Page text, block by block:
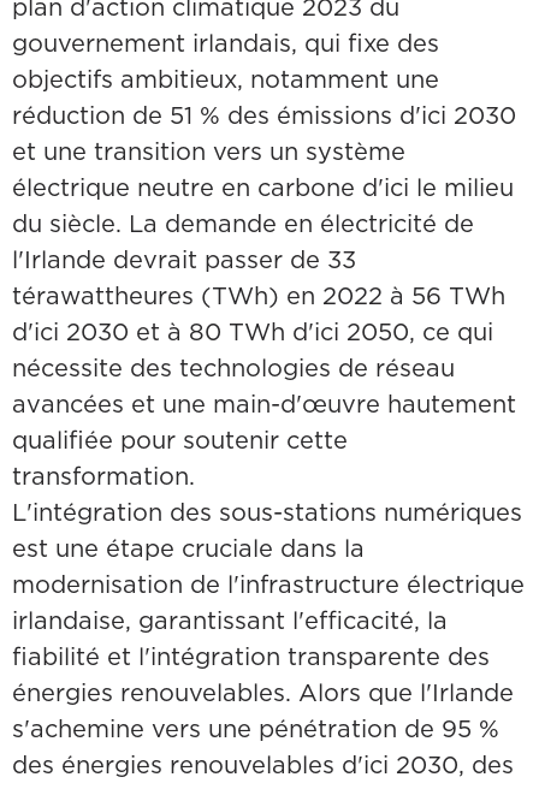
plan d'action climatique 2023 du
gouvernement irlandais, qui fixe des
objectifs ambitieux, notamment une
réduction de 51 % des émissions d'ici 2030
et une transition vers un système
électrique neutre en carbone d'ici le milieu
du siècle. La demande en électricité de
l'Irlande devrait passer de 33
térawattheures (TWh) en 2022 à 56 TWh
d'ici 2030 et à 80 TWh d'ici 2050, ce qui
nécessite des technologies de réseau
avancées et une main-d'œuvre hautement
qualifiée pour soutenir cette
transformation.
L'intégration des sous-stations numériques
est une étape cruciale dans la
modernisation de l'infrastructure électrique
irlandaise, garantissant l'efficacité, la
fiabilité et l'intégration transparente des
énergies renouvelables. Alors que l'Irlande
s'achemine vers une pénétration de 95 %
des énergies renouvelables d'ici 2030, des